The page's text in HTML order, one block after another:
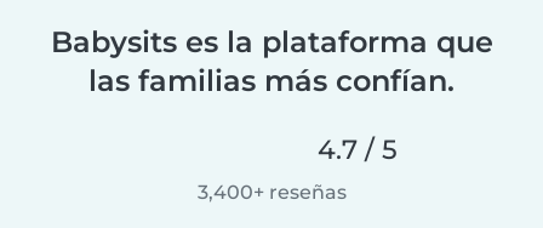
Babysits es la plataforma que
las familias más confían.
4.7 / 5
3,400+ reseñas